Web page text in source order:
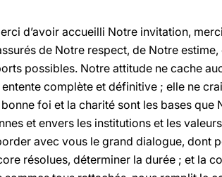
d’avoir accueilli Notre invitation,
de Notre respect, de Notre
possibles. Notre attitude ne cache
complète et définitive ; elle ne
foi et la charité sont les bases
et envers les institutions et les
avec vous le grand dialogue, dont
résolues, déterminer la durée ; et la